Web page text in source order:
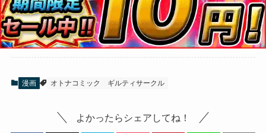
漫画 オトナコミック ギルティサークル
よかったらシェアしてね！